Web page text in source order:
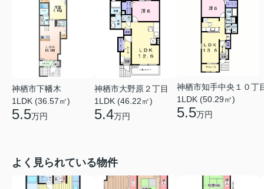
神栖市下幡木
1LDK (36.57㎡)
5.5万円
神栖市大野原２丁目
1LDK (46.22㎡)
5.4万円
神栖市知手中央１０丁
1LDK (50.29㎡)
5.5万円
よく見られている物件